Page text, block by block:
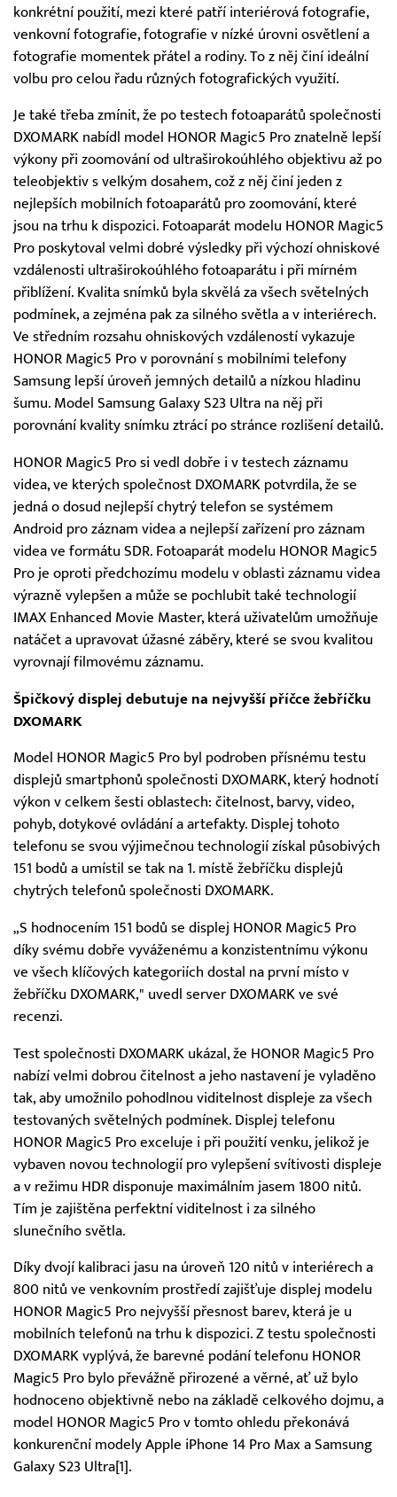
konkrétní použití, mezi které patří interiérová fotografie,
venkovní fotografie, fotografie v nízké úrovni osvětlení a
fotografie momentek přátel a rodiny. To z něj činí ideální
volbu pro celou řadu různých fotografických využití.
Je také třeba zmínit, že po testech fotoaparátů společnosti
DXOMARK nabídl model HONOR Magic5 Pro znatelně lepší
výkony při zoomování od ultraširokoúhlého objektivu až po
teleobjektiv s velkým dosahem, což z něj činí jeden z
nejlepších mobilních fotoaparátů pro zoomování, které
jsou na trhu k dispozici. Fotoaparát modelu HONOR Magic5
Pro poskytoval velmi dobré výsledky při výchozí ohniskové
vzdálenosti ultraširokoúhlého fotoaparátu i při mírném
přiblížení. Kvalita snímků byla skvělá za všech světelných
podmínek, a zejména pak za silného světla a v interiérech.
Ve středním rozsahu ohniskových vzdáleností vykazuje
HONOR Magic5 Pro v porovnání s mobilními telefony
Samsung lepší úroveň jemných detailů a nízkou hladinu
šumu. Model Samsung Galaxy S23 Ultra na něj při
porovnání kvality snímku ztrácí po stránce rozlišení detailů.
HONOR Magic5 Pro si vedl dobře i v testech záznamu
videa, ve kterých společnost DXOMARK potvrdila, že se
jedná o dosud nejlepší chytrý telefon se systémem
Android pro záznam videa a nejlepší zařízení pro záznam
videa ve formátu SDR. Fotoaparát modelu HONOR Magic5
Pro je oproti předchozímu modelu v oblasti záznamu videa
výrazně vylepšen a může se pochlubit také technologií
IMAX Enhanced Movie Master, která uživatelům umožňuje
natáčet a upravovat úžasné záběry, které se svou kvalitou
vyrovnají filmovému záznamu.
Špičkový displej debutuje na nejvyšší příčce žebříčku
DXOMARK
Model HONOR Magic5 Pro byl podroben přísnému testu
displejů smartphonů společnosti DXOMARK, který hodnotí
výkon v celkem šesti oblastech: čitelnost, barvy, video,
pohyb, dotykové ovládání a artefakty. Displej tohoto
telefonu se svou výjimečnou technologií získal působivých
151 bodů a umístil se tak na 1. místě žebříčku displejů
chytrých telefonů společnosti DXOMARK.
„S hodnocením 151 bodů se displej HONOR Magic5 Pro
díky svému dobře vyváženému a konzistentnímu výkonu
ve všech klíčových kategoriích dostal na první místo v
žebříčku DXOMARK," uvedl server DXOMARK ve své
recenzi.
Test společnosti DXOMARK ukázal, že HONOR Magic5 Pro
nabízí velmi dobrou čitelnost a jeho nastavení je vyladěno
tak, aby umožnilo pohodlnou viditelnost displeje za všech
testovaných světelných podmínek. Displej telefonu
HONOR Magic5 Pro exceluje i při použití venku, jelikož je
vybaven novou technologií pro vylepšení svítivosti displeje
a v režimu HDR disponuje maximálním jasem 1800 nitů.
Tím je zajištěna perfektní viditelnost i za silného
slunečního světla.
Díky dvojí kalibraci jasu na úroveň 120 nitů v interiérech a
800 nitů ve venkovním prostředí zajišťuje displej modelu
HONOR Magic5 Pro nejvyšší přesnost barev, která je u
mobilních telefonů na trhu k dispozici. Z testu společnosti
DXOMARK vyplývá, že barevné podání telefonu HONOR
Magic5 Pro bylo převážně přirozené a věrné, ať už bylo
hodnoceno objektivně nebo na základě celkového dojmu, a
model HONOR Magic5 Pro v tomto ohledu překonává
konkurenční modely Apple iPhone 14 Pro Max a Samsung
Galaxy S23 Ultra[1].